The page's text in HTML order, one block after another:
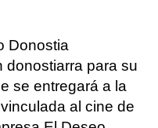
Donostia
donostiarra para su
se entregará a la
al cine de